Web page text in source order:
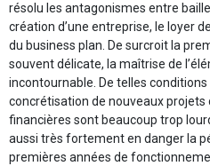
résolu les antagonismes entre
création d’une entreprise, le loyer
du business plan. De surcroit la
souvent délicate, la maîtrise de
incontournable. De telles conditions
concrétisation de nouveaux
financières sont beaucoup trop
aussi très fortement en danger la
premières années de